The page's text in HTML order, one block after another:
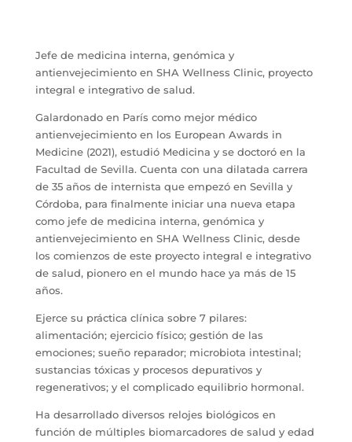
Jefe de medicina interna, genómica y
antienvejecimiento en SHA Wellness Clinic, proyecto
integral e integrativo de salud.
Galardonado en París como mejor médico
antienvejecimiento en los European Awards in
Medicine (2021), estudió Medicina y se doctoró en la
Facultad de Sevilla. Cuenta con una dilatada carrera
de 35 años de internista que empezó en Sevilla y
Córdoba, para finalmente iniciar una nueva etapa
como jefe de medicina interna, genómica y
antienvejecimiento en SHA Wellness Clinic, desde
los comienzos de este proyecto integral e integrativo
de salud, pionero en el mundo hace ya más de 15
años.
Ejerce su práctica clínica sobre 7 pilares:
alimentación; ejercicio físico; gestión de las
emociones; sueño reparador; microbiota intestinal;
sustancias tóxicas y procesos depurativos y
regenerativos; y el complicado equilibrio hormonal.
Ha desarrollado diversos relojes biológicos en
función de múltiples biomarcadores de salud y edad